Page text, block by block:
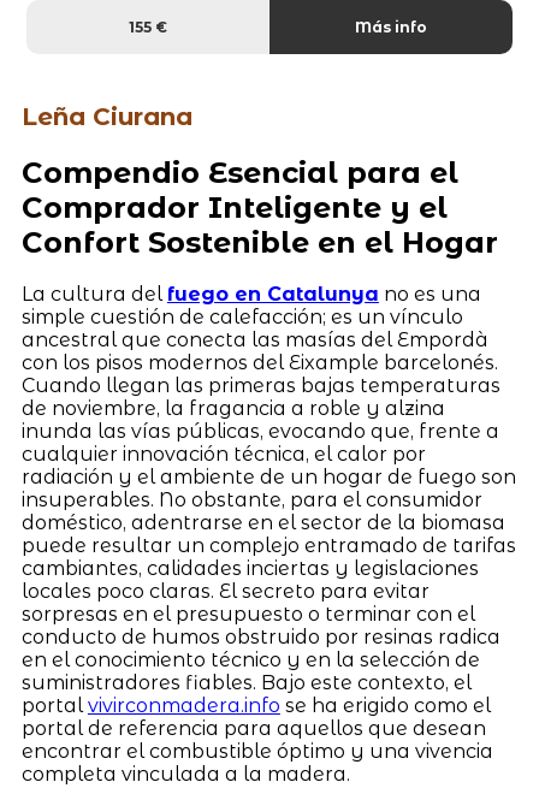
155 € Más info
Leña Ciurana
Compendio Esencial para el
Comprador Inteligente y el
Confort Sostenible en el Hogar
La cultura del fuego en Catalunya no es una
simple cuestión de calefacción; es un vínculo
ancestral que conecta las masías del Empordà
con los pisos modernos del Eixample barcelonés.
Cuando llegan las primeras bajas temperaturas
de noviembre, la fragancia a roble y alzina
inunda las vías públicas, evocando que, frente a
cualquier innovación técnica, el calor por
radiación y el ambiente de un hogar de fuego son
insuperables. No obstante, para el consumidor
doméstico, adentrarse en el sector de la biomasa
puede resultar un complejo entramado de tarifas
cambiantes, calidades inciertas y legislaciones
locales poco claras. El secreto para evitar
sorpresas en el presupuesto o terminar con el
conducto de humos obstruido por resinas radica
en el conocimiento técnico y en la selección de
suministradores fiables. Bajo este contexto, el
portalvivirconmadera.info se ha erigido como el
portal de referencia para aquellos que desean
encontrar el combustible óptimo y una vivencia
completa vinculada a la madera.